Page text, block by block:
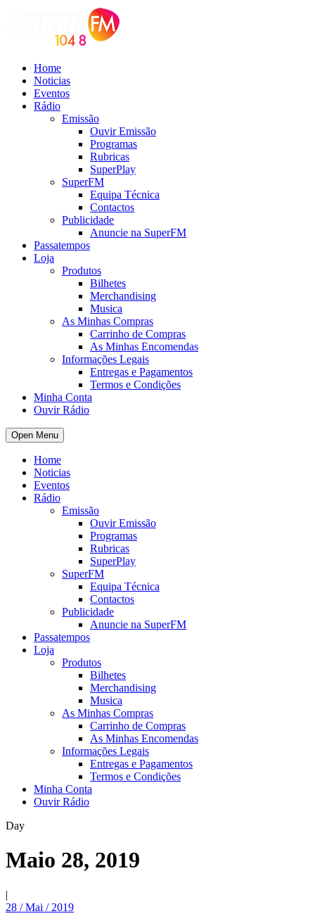
Home
Noticias
Eventos
Rádio
Emissão
Ouvir Emissão
Programas
Rubricas
SuperPlay
SuperFM
Equipa Técnica
Contactos
Publicidade
Anuncie na SuperFM
Passatempos
Loja
Produtos
Bilhetes
Merchandising
Musica
As Minhas Compras
Carrinho de Compras
As Minhas Encomendas
Informações Legais
Entregas e Pagamentos
Termos e Condições
Minha Conta
Ouvir Rádio
Open Menu
Home
Noticias
Eventos
Rádio
Emissão
Ouvir Emissão
Programas
Rubricas
SuperPlay
SuperFM
Equipa Técnica
Contactos
Publicidade
Anuncie na SuperFM
Passatempos
Loja
Produtos
Bilhetes
Merchandising
Musica
As Minhas Compras
Carrinho de Compras
As Minhas Encomendas
Informações Legais
Entregas e Pagamentos
Termos e Condições
Minha Conta
Ouvir Rádio
Day
Maio 28, 2019
|
28 / Mai / 2019